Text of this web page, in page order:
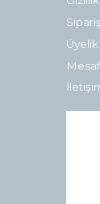
Üyelik